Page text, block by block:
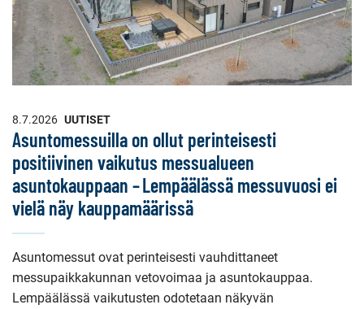
8.7.2026 UUTISET
Asuntomessuilla on ollut perinteisesti
positiivinen vaikutus messualueen
asuntokauppaan – Lempäälässä messuvuosi ei
vielä näy kauppamäärissä
Asuntomessut ovat perinteisesti vauhdittaneet
messupaikkakunnan vetovoimaa ja asuntokauppaa.
Lempäälässä vaikutusten odotetaan näkyvän